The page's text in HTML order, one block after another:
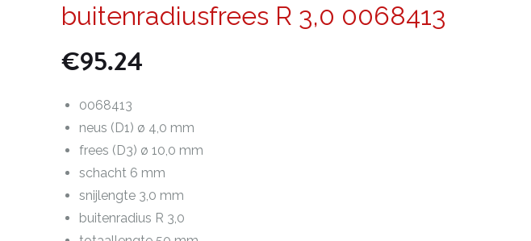
buitenradiusfrees R 3,0 0068413
€95.24
0068413
neus (D1) ø 4,0 mm
frees (D3) ø 10,0 mm
schacht 6 mm
snijlengte 3,0 mm
buitenradius R 3,0